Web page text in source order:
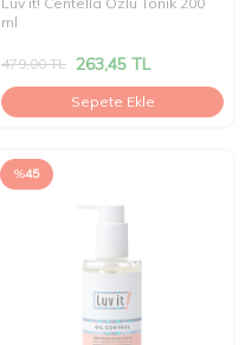
ml
479,00TL 263,45 TL
Sepete Ekle
%45